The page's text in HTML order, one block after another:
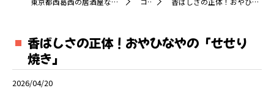
香ばしさの正体！おやひなやの「せせり
焼き」
2026/04/20